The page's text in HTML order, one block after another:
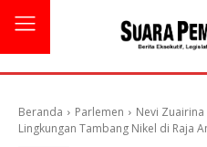
Beranda Parlemen
Nevi
Lingkungan Tambang Nikel di Raja